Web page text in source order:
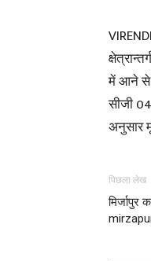
में आने से
सीजी
अनुसार
पिछला लेख